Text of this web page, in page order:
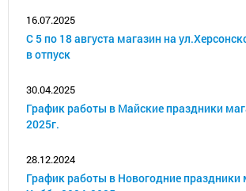
16.07.2025
С 5 по 18 августа магазин на
в отпуск
30.04.2025
График работы в Майские праздники
2025г.
28.12.2024
График работы в Новогодние праздники